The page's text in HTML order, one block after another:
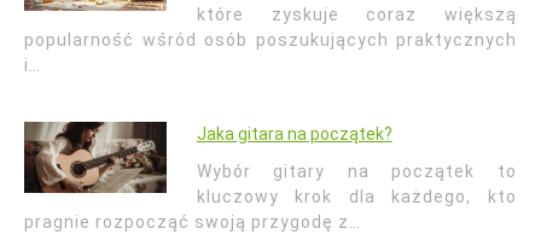
które zyskuje coraz większą
popularność wśród osób poszukujących praktycznych
i…
Jaka gitara na początek?
Wybór gitary na początek to
kluczowy krok dla każdego, kto
pragnie rozpocząć swoją przygodę z…